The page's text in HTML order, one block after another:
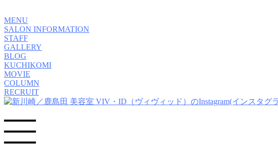
MENU
SALON INFORMATION
STAFF
GALLERY
BLOG
KUCHIKOMI
MOVIE
COLUMN
RECRUIT